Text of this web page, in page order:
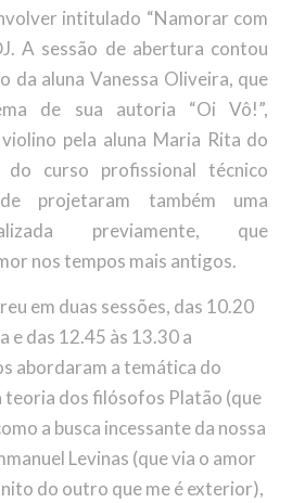
intitulado “Namorar com
A sessão de abertura contou
da aluna Vanessa Oliveira, que
de sua autoria “Oi Vô!”,
pela aluna Maria Rita do
do curso profissional técnico
projetaram também uma
previamente, que
nos tempos mais antigos.
em duas sessões, das 10.20
e das 12.45 às 13.30 a
abordaram a temática do
teoria dos filósofos Platão (que
a busca incessante da nossa
Levinas (que via o amor
do outro que me é exterior),